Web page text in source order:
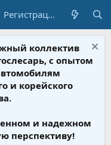
Регистрация
коллектив
с опытом
и корейского
и надежном
перспективу!